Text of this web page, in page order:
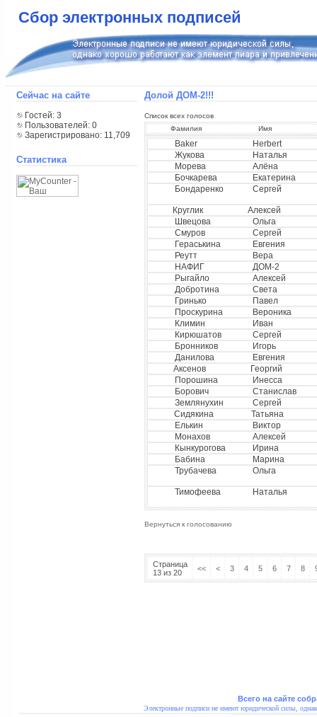
Сбор электронных подписей
Сейчас на сайте
Гостей: 3
Пользователей: 0
Зарегистрировано: 11,709
Статистика
Долой ДОМ-2!!!
Список всех голосов
Фамилия
Имя
Baker
Herbert
Жукова
Наталья
Морева
Алёна
Бочкарева
Екатерина
Бондаренко
Сергей
Круглик
Алексей
Швецова
Ольга
Смуров
Сергей
Гераськина
Евгения
Реутт
Вера
НАФИГ
ДОМ-2
Рыгайло
Алексей
Добротина
Света
Гринько
Павел
Проскурина
Вероника
Климин
Иван
Кирюшатов
Сергей
Бронников
Игорь
Данилова
Евгения
Аксенов
Георгий
Порошина
Инесса
Борович
Станислав
Землянухин
Сергей
Сидякина
Татьяна
Елькин
Виктор
Монахов
Алексей
Кынкурогова
Ирина
Бабина
Марина
Трубачева
Ольга
Тимофеева Наталья
Вернуться к голосованию
Страница
13 из 20
<< < 3 4 5 6 7 8
Всего на сайте
Электронные подписи не имеют юридической силы,